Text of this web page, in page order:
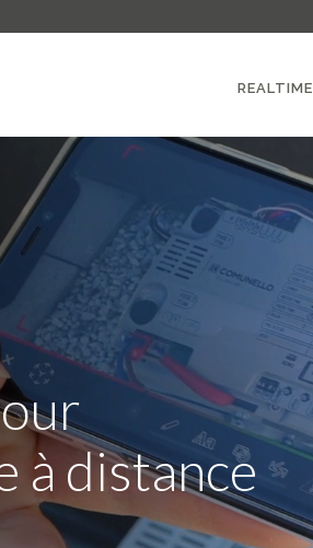
REALTIME
à distance